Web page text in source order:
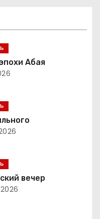
Абая
вечер